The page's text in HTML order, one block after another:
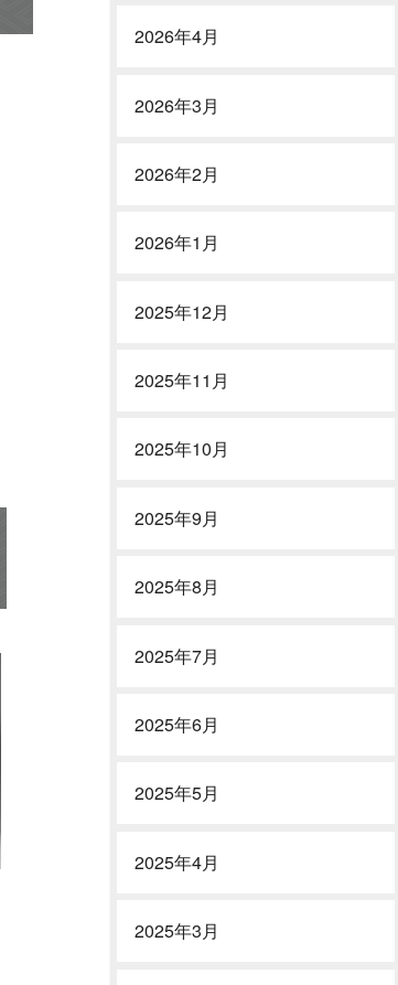
平安 手塚祥堂「紫交趾松涛
2026年4月
2026年3月
2026年2月
2026年1月
2025年12月
2025年11月
2025年10月
2025年9月
2025年8月
2025年7月
2025年6月
2025年5月
2025年4月
2025年3月